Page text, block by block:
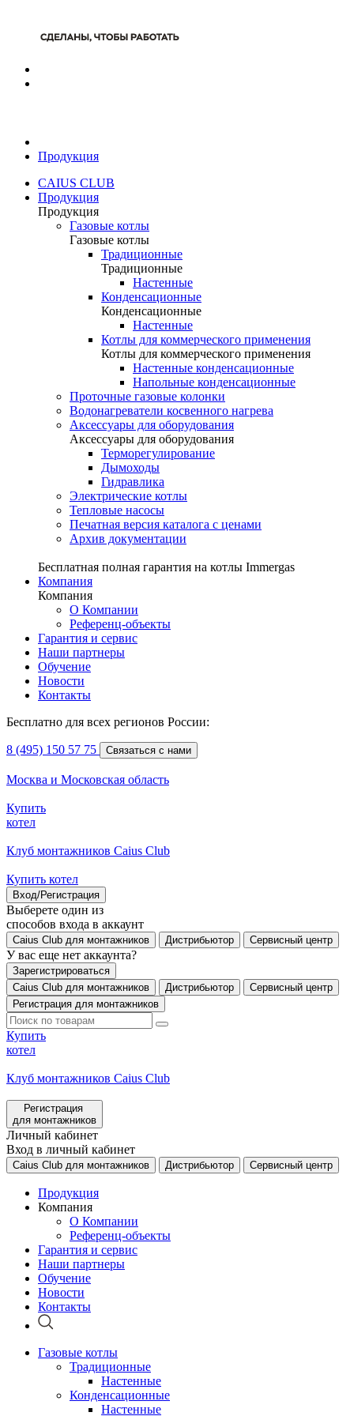
Продукция
CAIUS CLUB
Продукция
Продукция
Газовые котлы
Газовые котлы
Традиционные
Традиционные
Настенные
Конденсационные
Конденсационные
Настенные
Котлы для коммерческого применения
Котлы для коммерческого применения
Настенные конденсационные
Напольные конденсационные
Проточные газовые колонки
Водонагреватели косвенного нагрева
Аксессуары для оборудования
Аксессуары для оборудования
Терморегулирование
Дымоходы
Гидравлика
Электрические котлы
Тепловые насосы
Печатная версия каталога с ценами
Архив документации
Бесплатная полная гарантия на котлы Immergas
Компания
Компания
О Компании
Референц-объекты
Гарантия и сервис
Наши партнеры
Обучение
Новости
Контакты
Бесплатно для всех регионов России:
8 (495) 150 57 75 Связаться с нами
Москва и Московская область
Купить
котел
Клуб монтажников Caius Club
Купить котел
Вход/Регистрация
Выберете один из
способов входа в аккаунт
Caius Club для монтажников Дистрибьютор Сервисный центр
У вас еще нет аккаунта?
Зарегистрироваться
Caius Club для монтажников
Дистрибьютор
Сервисный центр
Регистрация для монтажников
Купить
котел
Клуб монтажников Caius Club
Регистрация
для монтажников
Личный кабинет
Вход в личный кабинет
Caius Club для монтажников Дистрибьютор Сервисный центр
Продукция
Компания
О Компании
Референц-объекты
Гарантия и сервис
Наши партнеры
Обучение
Новости
Контакты
Газовые котлы
Традиционные
Настенные
Конденсационные
Настенные